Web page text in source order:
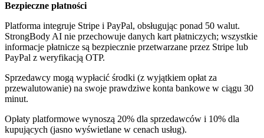
Bezpieczne płatności
Platforma integruje Stripe i PayPal, obsługując ponad 50 walut.
StrongBody AI nie przechowuje danych kart płatniczych; wszystkie
informacje płatnicze są bezpiecznie przetwarzane przez Stripe lub
PayPal z weryfikacją OTP.
Sprzedawcy mogą wypłacić środki (z wyjątkiem opłat za
przewalutowanie) na swoje prawdziwe konta bankowe w ciągu 30
minut.
Opłaty platformowe wynoszą 20% dla sprzedawców i 10% dla
kupujących (jasno wyświetlane w cenach usług).